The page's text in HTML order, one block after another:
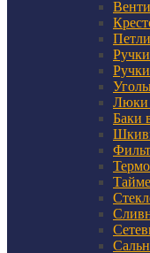
Ручки
Люки
Баки